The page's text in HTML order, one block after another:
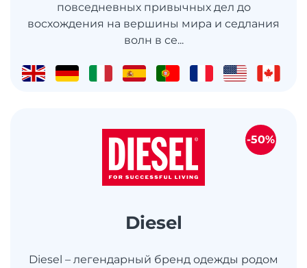
повседневных привычных дел до
восхождения на вершины мира и седлания
волн в се...
Diesel
Diesel – легендарный бренд одежды родом
-50%